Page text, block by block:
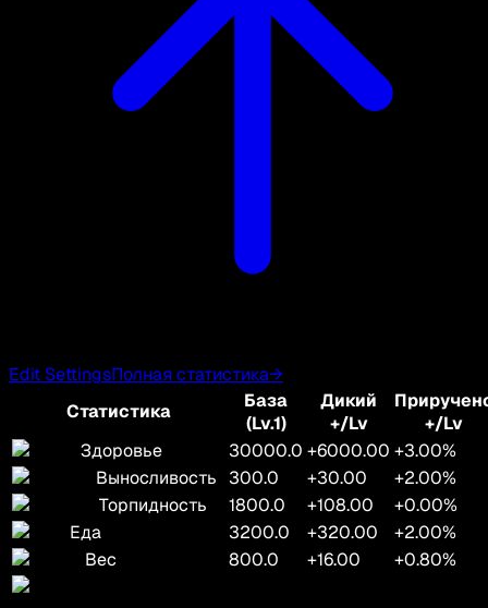
Edit SettingsПолная статистика→
Статистика
База
(Lv.1)
Дикий
+/Lv
+/Lv
Здоровье
30000.0 +6000.00 +3.00%
Выносливость
300.0 +30.00
+2.00%
Торпидность
1800.0 +108.00
+0.00%
Еда
3200.0 +320.00
+2.00%
Вес
800.0 +16.00 +0.80%